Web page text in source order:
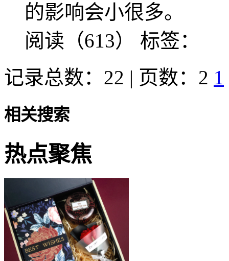
的影响会小很多。
阅读（613） 标签：
记录总数：22 | 页数：2 1
相关搜索
热点聚焦